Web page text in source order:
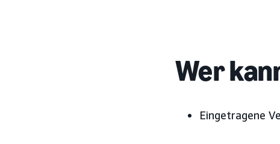
Wer
Eingetragene